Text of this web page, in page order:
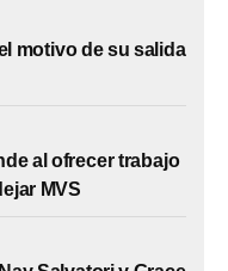
motivo de su salida
al ofrecer trabajo
MVS